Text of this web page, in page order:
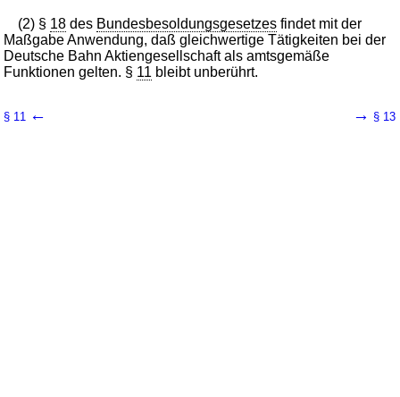
(2) § 18 des Bundesbesoldungsgesetzes findet mit der
Maßgabe Anwendung, daß gleichwertige Tätigkeiten bei der
Deutsche Bahn Aktiengesellschaft als amtsgemäße
Funktionen gelten. § 11 bleibt unberührt.
§ 11 ← → § 13